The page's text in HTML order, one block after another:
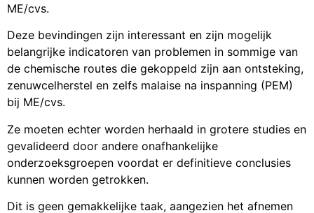
ME/cvs.
Deze bevindingen zijn interessant en zijn mogelijk
belangrijke indicatoren van problemen in sommige van
de chemische routes die gekoppeld zijn aan ontsteking,
zenuwcelherstel en zelfs malaise na inspanning (PEM)
bij ME/cvs.
Ze moeten echter worden herhaald in grotere studies en
gevalideerd door andere onafhankelijke
onderzoeksgroepen voordat er definitieve conclusies
kunnen worden getrokken.
Dit is geen gemakkelijke taak, aangezien het afnemen